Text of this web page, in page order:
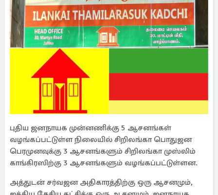
புதிய ஜனநாயக முன்னணிக்கு 5 ஆசனங்கள்
வழங்கப்பட்டுள்ள நிலையில் சிறிலங்கா பொதுஜன
பெரமுனவுக்கு 3 ஆசனங்களும் சிறிலங்கா முஸ்லிம்
காங்கிரஸிற்கு 3 ஆசனங்களும் வழங்கப்பட்டுள்ளன.
அத்துடன் சர்வஜன அதிகாரத்திற்கு ஒரு ஆசனமும்,